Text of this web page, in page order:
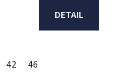
DETAIL
42 46